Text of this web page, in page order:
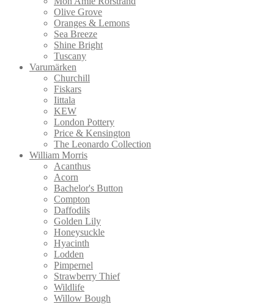
Olive Grove
Oranges & Lemons
Sea Breeze
Shine Bright
Tuscany
Varumärken
Churchill
Fiskars
Iittala
KEW
London Pottery
Price & Kensington
The Leonardo Collection
William Morris
Acanthus
Acorn
Bachelor's Button
Compton
Daffodils
Golden Lily
Honeysuckle
Hyacinth
Lodden
Pimpernel
Strawberry Thief
Wildlife
Willow Bough